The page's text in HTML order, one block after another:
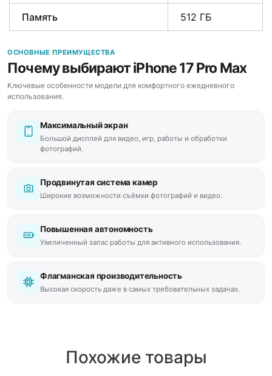
Память 512 ГБ
ОСНОВНЫЕ ПРЕИМУЩЕСТВА
Почему выбирают iPhone 17 Pro Max
Ключевые особенности модели для комфортного ежедневного
использования.
Максимальный экран
Большой дисплей для видео, игр, работы и обработки
фотографий.
Продвинутая система камер
Широкие возможности съёмки фотографий и видео.
Повышенная автономность
Увеличенный запас работы для активного использования.
Флагманская производительность
Высокая скорость даже в самых требовательных задачах.
Похожие товары